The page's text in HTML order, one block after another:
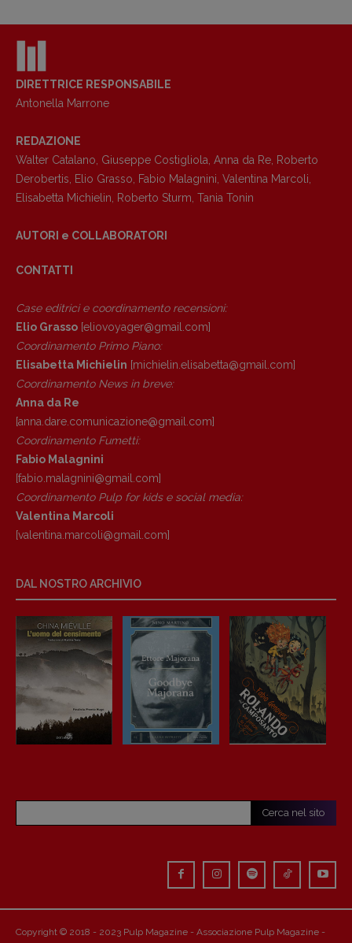
Copyright © 2018 – 2023 Pulp Magazine –
97943720157 –
DIRETTRICE RESPONSABILE
Antonella Marrone
REDAZIONE
Walter Catalano Giuseppe Costigliola Anna da Re Roberto
Derobertis
Elio Grasso Fabio Malagnini Valentina Marcoli
Elisabetta Michielin
Roberto Sturm Tania Tonin
AUTORI e COLLABORATORI
CONTATTI
Case editrici e coordinamento recensioni:
Elio Grasso [eliovoyager@gmail.com]
Coordinamento Primo Piano:
Elisabetta Michielin [michielin.elisabetta@gmail.com]
Coordinamento News in breve:
Anna da Re
[anna.dare.comunicazione@gmail. com]
Coordinamento Fumetti:
Fabio Malagnini
[fabio.malagnini@gmail. com]
Coordinamento Pulp for kids e social media:
Valentina Marcoli
[valentina.marcoli@gmail. com]
DAL NOSTRO ARCHIVIO
Cerca nel sito
Copyright © 2018 - 2023 Pulp Magazine - Associazione Pulp Magazine -